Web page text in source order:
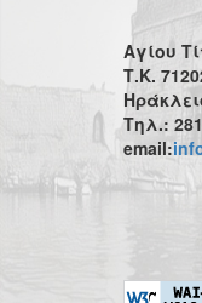
Αγίου
Τ.Κ.
Τηλ.:
email: